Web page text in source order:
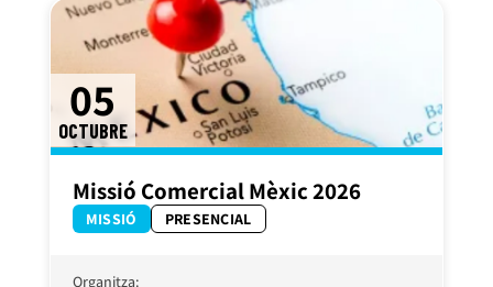
05
OCTUBRE
Missió Comercial Mèxic 2026
MISSIÓ PRESENCIAL
Organitza: